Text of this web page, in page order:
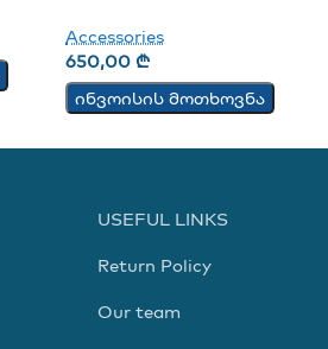
Accessories
650,00 ₾
ინვოისის მოთხოვნა
USEFUL LINKS
Return Policy
Our team